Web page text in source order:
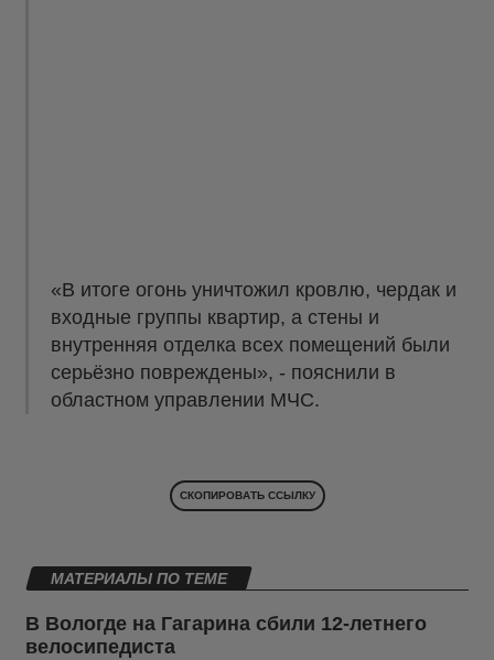
«В итоге огонь уничтожил кровлю, чердак и
входные группы квартир, а стены и
внутренняя отделка всех помещений были
серьёзно повреждены», - пояснили в
областном управлении МЧС.
СКОПИРОВАТЬ ССЫЛКУ
МАТЕРИАЛЫ ПО ТЕМЕ
В Вологде на Гагарина сбили 12-летнего
велосипедиста